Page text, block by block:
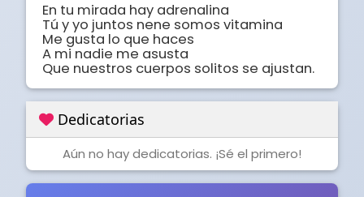
En tu mirada hay adrenalina
Tú y yo juntos nene somos vitamina
Me gusta lo que haces
A mi nadie me asusta
Que nuestros cuerpos solitos se ajustan.
Dedicatorias
Aún no hay dedicatorias. ¡Sé el primero!